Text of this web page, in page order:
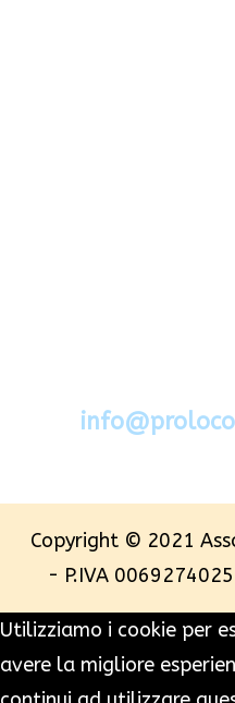
Copyright © 2021
- P.IVA
Utilizziamo i cookie per
avere la migliore